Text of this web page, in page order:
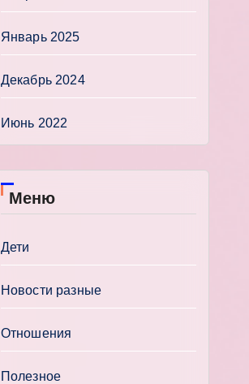
Январь 2025
Декабрь 2024
Июнь 2022
Меню
Дети
Новости разные
Отношения
Полезное